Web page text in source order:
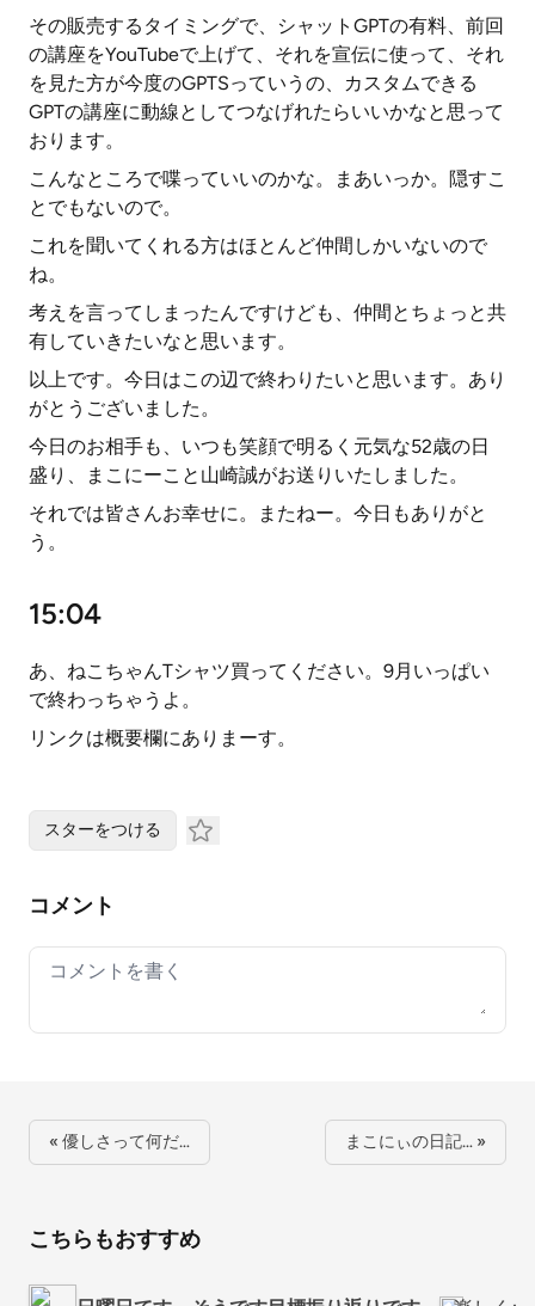
その販売するタイミングで、シャットGPTの有料、前回
の講座をYouTubeで上げて、それを宣伝に使って、それ
を見た方が今度のGPTSっていうの、カスタムできる
GPTの講座に動線としてつなげれたらいいかなと思って
おります。
こんなところで喋っていいのかな。まあいっか。隠すこ
とでもないので。
これを聞いてくれる方はほとんど仲間しかいないので
ね。
考えを言ってしまったんですけども、仲間とちょっと共
有していきたいなと思います。
以上です。今日はこの辺で終わりたいと思います。あり
がとうございました。
今日のお相手も、いつも笑顔で明るく元気な52歳の日
盛り、まこにーこと山崎誠がお送りいたしました。
それでは皆さんお幸せに。またねー。今日もありがと
う。
15:04
あ、ねこちゃんTシャツ買ってください。9月いっぱい
で終わっちゃうよ。
リンクは概要欄にありまーす。
スターをつける
コメント
Your comment
« 優しさって何だ… まこにぃの日記… »
こちらもおすすめ